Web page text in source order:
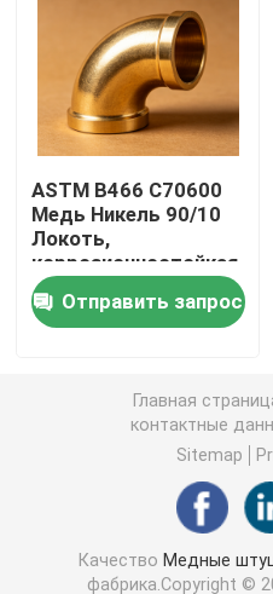
Медная труба никеля
Медно-никелевая трубка
Медная Адвокатура
Медная плита никеля
Уменьшение штуцера
Перекрестный штуцер
Штуцер редуктора
ASTM B466 C70600
Медь Никель 90/10
Локоть,
коррозионностойкая
труба для морских
трубОтправить запрос
Главная
контактные
Sitemap
Качество Медные
фабрика.Copyright ©